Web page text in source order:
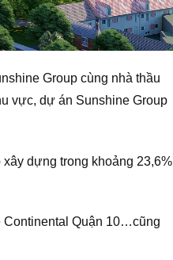
Group cùng nhà thầu
vực, dự án Sunshine Group
dựng trong khoảng 23,6%
Continental Quận 10…cũng